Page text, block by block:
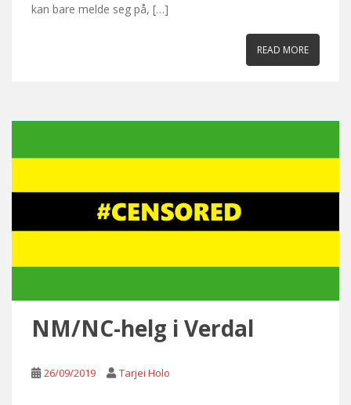
kan bare melde seg på, […]
READ MORE
NM/NC-helg i Verdal
26/09/2019 Tarjei Holo